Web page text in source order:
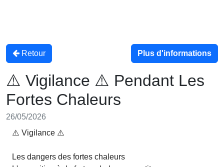
Retour Plus d'informations
⚠️ Vigilance ⚠️ Pendant Les
Fortes Chaleurs
26/05/2026
⚠️ Vigilance ⚠️
Les dangers des fortes chaleurs